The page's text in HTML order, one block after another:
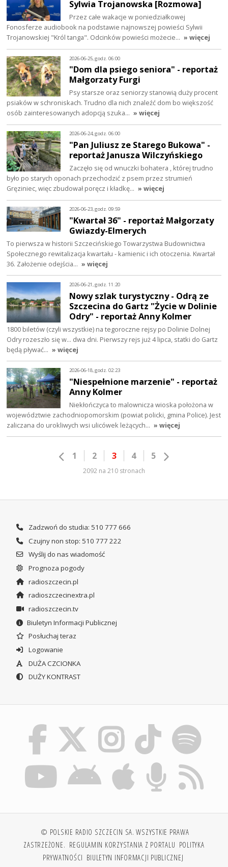
Sylwia Trojanowska [Rozmowa]
Przez całe wakacje w poniedziałkowej
Fonosferze audiobook na podstawie najnowszej powieści Sylwii
Trojanowskiej "Król tanga". Odcinków powieści możecie… » więcej
2026-06-25, godz. 06:00
"Dom dla psiego seniora" - reportaż
Małgorzaty Furgi
Psy starsze oraz seniorzy stanowią duży procent
psiaków w schroniskach. Trudno dla nich znaleźć dom bo większość
osób zainteresowanych adopcją szuka… » więcej
2026-06-24, godz. 06:00
"Pan Juliusz ze Starego Bukowa" -
reportaż Janusza Wilczyńskiego
Zaczęło się od wnuczki bohatera , której trudno
było po starych oponach przechodzić z psem przez strumień
Gręziniec, więc zbudował poręcz i kładkę… » więcej
2026-06-23, godz. 09:59
"Kwartał 36" - reportaż Małgorzaty
Gwiazdy-Elmerych
To pierwsza w historii Szczecińskiego Towarzystwa Budownictwa
Społecznego rewitalizacja kwartału - kamienic i ich otoczenia. Kwartał
36. Założenie odejścia… » więcej
2026-06-21, godz. 11:20
Nowy szlak turystyczny - Odrą ze
Szczecina do Gartz "Życie w Dolinie
Odry" - reportaż Anny Kolmer
1800 biletów (czyli wszystkie) na tegoroczne rejsy po Dolinie Dolnej
Odry rozeszło się w... dwa dni. Pierwszy rejs już 4 lipca, statki do Gartz
będą pływać… » więcej
2026-06-18, godz. 02:23
"Niespełnione marzenie" - reportaż
Anny Kolmer
Niekłończyca to malownicza wioska położona w
województwie zachodniopomorskim (powiat policki, gmina Police). Jest
zaliczana do urokliwych wsi ulicówek leżących… » więcej
1 2 3 4 5
2092 na 210 stronach
Zadzwoń do studia: 510 777 666
Czujny non stop: 510 777 222
Wyślij do nas wiadomość
Prognoza pogody
radioszczecin.pl
radioszczecinextra.pl
radioszczecin.tv
Biuletyn Informacji Publicznej
Posłuchaj teraz
Logowanie
DUŻA CZCIONKA
DUŻY KONTRAST
© POLSKIE RADIO SZCZECIN SA. WSZYSTKIE PRAWA
ZASTRZEŻONE. REGULAMIN KORZYSTANIA Z PORTALU POLITYKA
PRYWATNOŚCI BIULETYN INFORMACJI PUBLICZNEJ